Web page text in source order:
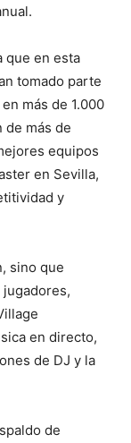
que en esta
tomado parte
más de 1.000
de más de
equipos
en Sevilla,
y
sino que
en directo,
de DJ y la
de